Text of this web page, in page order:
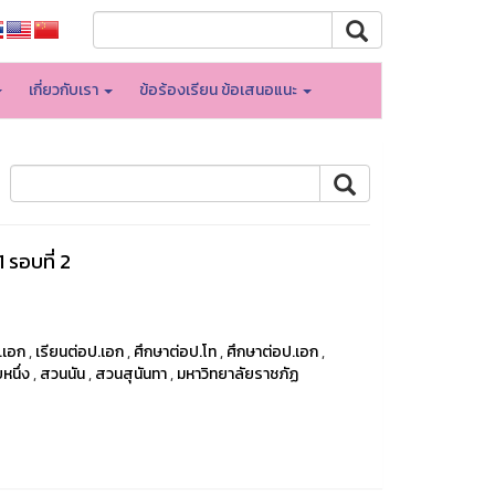
เกี่ยวกับเรา ข้อร้องเรียน ข้อเสนอแนะ
รอบที่ 2
อก,เรียนต่อป.เอก,ศึกษาต่อป.โท,ศึกษาต่อป.เอก,
นึ่ง,สวนนัน,สวนสุนันทา,มหาวิทยาลัยราชภัฏ